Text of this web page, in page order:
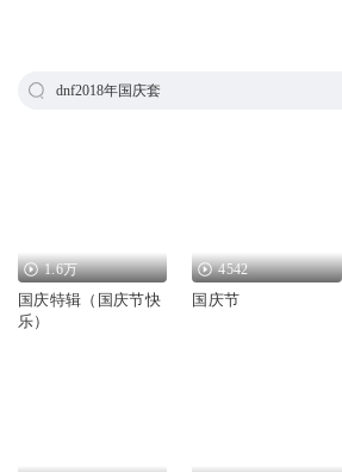
dnf2018年国庆套
1.6万
国庆特辑（国庆节快
乐）
4542
国庆节